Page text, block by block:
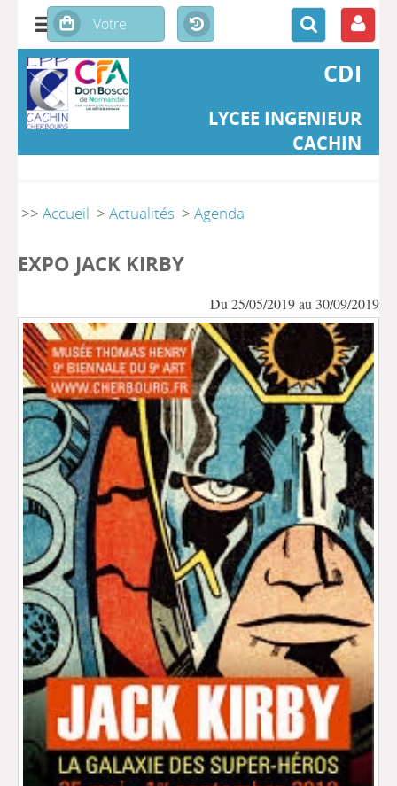
CDI
LYCEE INGENIEUR
CACHIN
>>Accueil >Actualités >Agenda
EXPO JACK KIRBY
Du 25/05/2019 au 30/09/2019